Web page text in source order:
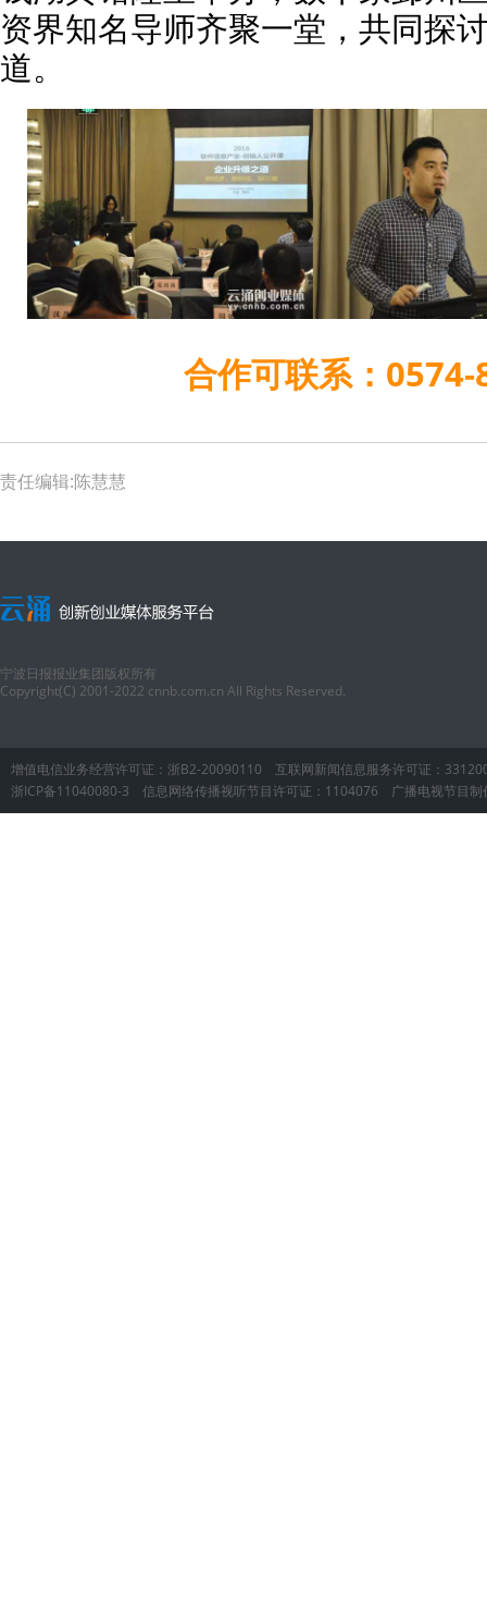
资界知名导师齐聚一堂，共同探
道。
合作可联系：
责任编辑:陈慧慧
宁波日报报业集团版权所有
Copyright(C) 2001-2022 cnnb.com.cn All Rights Reserved.
增值电信业务经营许可证：浙B2-20090110 互联网新闻信息服务许可证：
浙ICP备11040080-3 信息网络传播视听节目许可证：1104076 广播电视节目制